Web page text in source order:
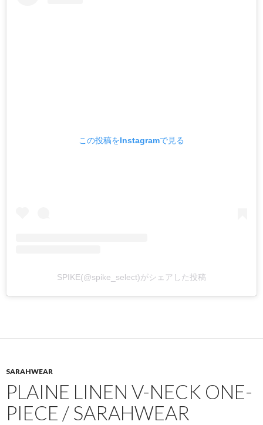
この投稿をInstagramで見る
SPIKE(@spike_select)がシェアした投稿
SARAHWEAR
PLAINE LINEN V-NECK ONE-
PIECE / SARAHWEAR